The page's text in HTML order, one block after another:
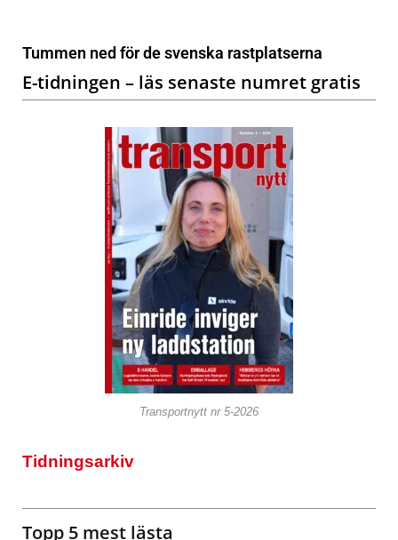
Tummen ned för de svenska rastplatserna
E-tidningen – läs senaste numret gratis
Transportnytt nr 5-2026
Tidningsarkiv
Topp 5 mest lästa